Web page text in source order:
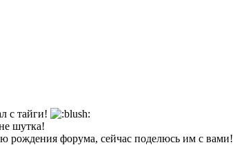
с тайги!
шутка!
рождения форума, сейчас поделюсь им с вами!